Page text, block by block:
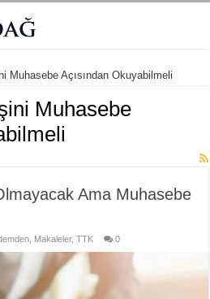
Muhasebe Açısından Okuyabilmeli
Muhasebe
Ama Muhasebe
Makaleler,TTK 0